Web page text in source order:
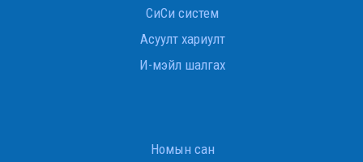
№09
БОДЛОГЫН МЭДЭЭ
Бодлогын мэдээ - Дугаар:
Бодлогын мэдээ - Дугаар:
СиСи систем
Асуулт хариулт
И-мэйл шалгах
Номын сан